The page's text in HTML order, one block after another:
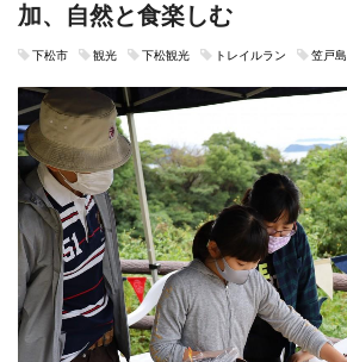
加、自然と食楽しむ
下松市 観光 下松観光 トレイルラン 笠戸島